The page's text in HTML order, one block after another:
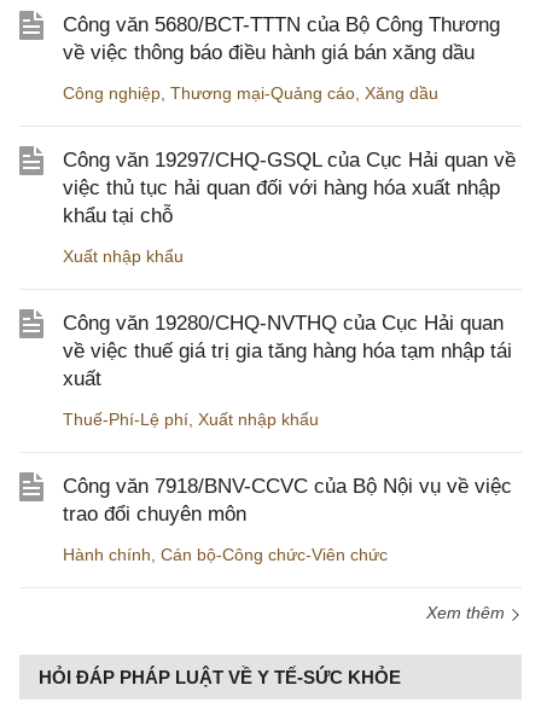
Công văn 5680/BCT-TTTN của Bộ Công Thương
về việc thông báo điều hành giá bán xăng dầu
Công nghiệp, Thương mại-Quảng cáo, Xăng dầu
Công văn 19297/CHQ-GSQL của Cục Hải quan về
việc thủ tục hải quan đối với hàng hóa xuất nhập
khẩu tại chỗ
Xuất nhập khẩu
Công văn 19280/CHQ-NVTHQ của Cục Hải quan
về việc thuế giá trị gia tăng hàng hóa tạm nhập tái
xuất
Thuế-Phí-Lệ phí, Xuất nhập khẩu
Công văn 7918/BNV-CCVC của Bộ Nội vụ về việc
trao đổi chuyên môn
Hành chính, Cán bộ-Công chức-Viên chức
Xem thêm
HỎI ĐÁP PHÁP LUẬT VỀ Y TẾ-SỨC KHỎE